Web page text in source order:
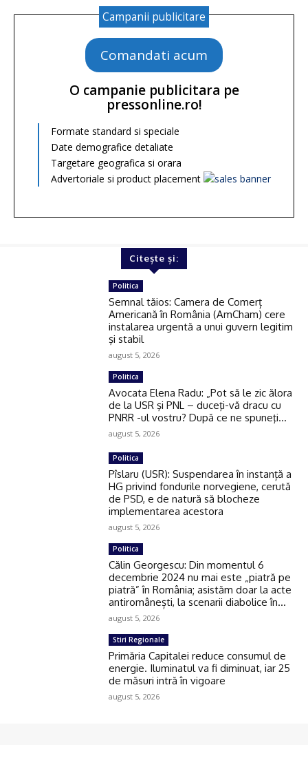
Campanii publicitare
Comandati acum
O campanie publicitara pe
pressonline.ro!
Formate standard si speciale
Date demografice detaliate
Targetare geografica si orara
Advertoriale si product placement
Citește și:
Politica
Semnal tăios: Camera de Comerț
Americană în România (AmCham) cere
instalarea urgentă a unui guvern legitim
şi stabil
august 5, 2026
Politica
Avocata Elena Radu: „Pot să le zic ălora
de la USR şi PNL – duceţi-vă dracu cu
PNRR -ul vostru? După ce ne spuneţi...
august 5, 2026
Politica
Pîslaru (USR): Suspendarea în instanță a
HG privind fondurile norvegiene, cerută
de PSD, e de natură să blocheze
implementarea acestora
august 5, 2026
Politica
Călin Georgescu: Din momentul 6
decembrie 2024 nu mai este „piatră pe
piatră” în România; asistăm doar la acte
antiromânești, la scenarii diabolice în...
august 5, 2026
Stiri Regionale
Primăria Capitalei reduce consumul de
energie. Iluminatul va fi diminuat, iar 25
de măsuri intră în vigoare
august 5, 2026